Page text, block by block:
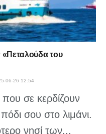
του
06-26 12:54
σε κερδίζουν
σου στο λιμάνι.
νησί των...